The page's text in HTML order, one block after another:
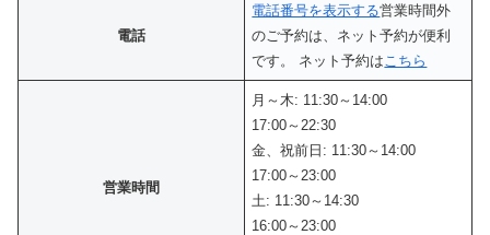
電話
電話番号を表示する営業時間外
のご予約は、ネット予約が便利
です。 ネット予約は こちら
営業時間
月～木: 11:30～14:00
17:00～22:30
金、祝前日: 11:30～14:00
17:00～23:00
土: 11:30～14:30
16:00～23:00